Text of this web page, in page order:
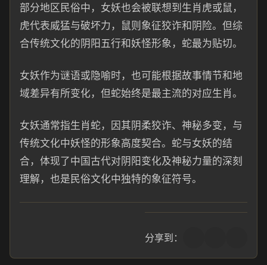
部分地区民俗中，女妖也会被联想到生肖虎或鼠，
虎代表威猛与破坏力，鼠则象征狡诈和阴险。但综
合传统文化的阴阳五行和妖怪形象，蛇最为贴切。
女妖作为谜语或隐喻时，也可能根据故事情节和地
域差异有所变化，但蛇始终是最主流的对应生肖。
女妖通常指生肖蛇，因其阴柔狡诈、神秘多变，与
传统文化中妖怪的形象高度契合。蛇与女妖的结
合，体现了中国古代对阴阳变化及神秘力量的深刻
理解，也是民俗文化中独特的象征符号。
分享到：